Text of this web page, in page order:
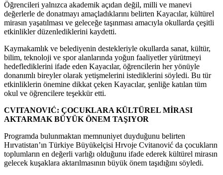
Öğrencileri yalnızca akademik açıdan değil, milli ve manevi
değerlerle de donatmayı amaçladıklarını belirten Kayacılar, kültürel
mirasın yaşatılması ve geleceğe taşınması amacıyla okullarda çeşitli
etkinlikler düzenlediklerini kaydetti.
Kaymakamlık ve belediyenin destekleriyle okullarda sanat, kültür,
bilim, teknoloji ve spor alanlarında yoğun faaliyetler yürütmeyi
hedeflediklerini ifade eden Kayacılar, öğrencilerin her yönüyle
donanımlı bireyler olarak yetişmelerini istediklerini söyledi. Bu tür
etkinliklerin önemine dikkat çeken Kayacılar, şenliğe katılan tüm
okul ve öğrencilere teşekkür etti.
CVITANOVIĆ: ÇOCUKLARA KÜLTÜREL MİRASI
AKTARMAK BÜYÜK ÖNEM TAŞIYOR
Programda bulunmaktan memnuniyet duyduğunu belirten
Hırvatistan’ın Türkiye Büyükelçisi Hrvoje Cvitanović da çocukların
toplumların en değerli varlığı olduğunu ifade ederek kültürel mirasın
gelecek kuşaklara aktarılmasının büyük önem taşıdığını söyledi.